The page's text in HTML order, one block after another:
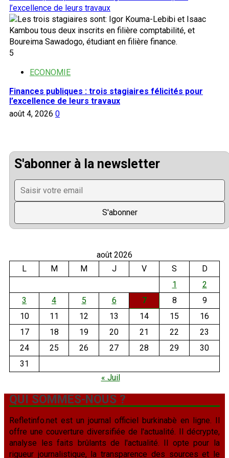
l’excellence de leurs travaux
5
ECONOMIE
Finances publiques : trois stagiaires félicités pour
l’excellence de leurs travaux
août 4, 2026 0
S'abonner à la newsletter
août 2026
L
M M J V S
D
1
2
3
4 5 6 7 8
9
10
11 12 13 14 15
16
17
18 19 20 21 22
23
24
25 26 27 28 29
30
31
« Juil
QUI SOMMES-NOUS ?
Refletinfo.net est un journal officiel burkinabè en ligne. Il
offre une couverture diversifiée de l'actualité. Il décrypte,
analyse les faits brûlants de l'actualité. Il opte pour la
rigueur journalistique, la transparence des sources et le